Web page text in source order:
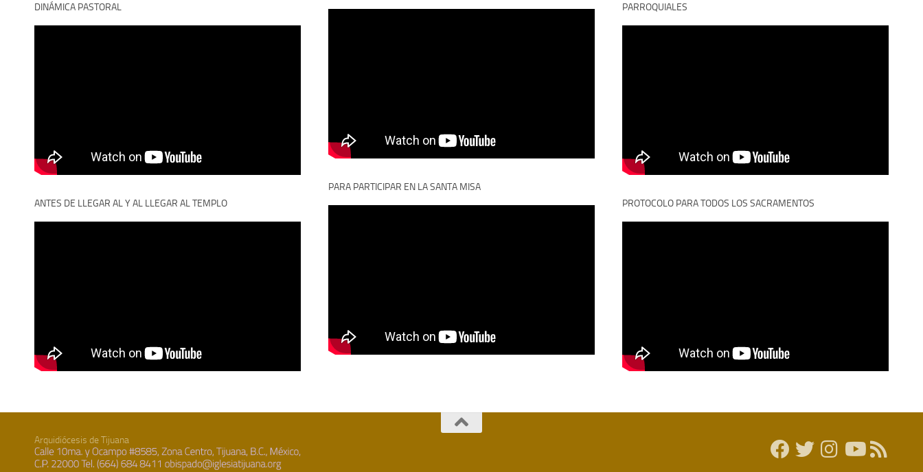
DINÁMICA PASTORAL
ANTES DE LLEGAR AL Y AL LLEGAR AL TEMPLO
PARA PARTICIPAR EN LA SANTA MISA
PARROQUIALES
PROTOCOLO PARA TODOS LOS SACRAMENTOS
Arquidiócesis de Tijuana